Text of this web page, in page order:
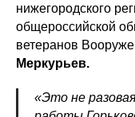
нижегородского
общероссийской
ветеранов
Меркурьев.
«Это не